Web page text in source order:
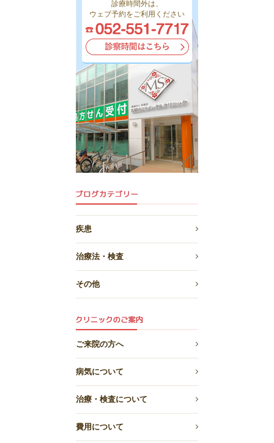
診療時間外は、
ウェブ予約をご利用ください
疾患
治療法・検査
その他
ご来院の方へ
病気について
治療・検査について
費用について